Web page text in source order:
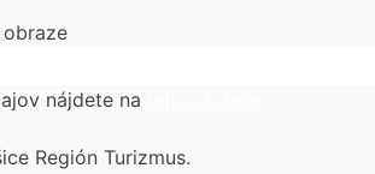
nájdete na
Región Turizmus.